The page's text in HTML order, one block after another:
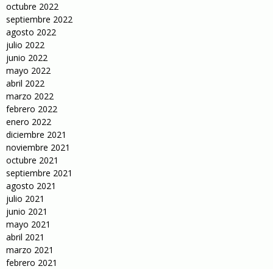
octubre 2022
septiembre 2022
agosto 2022
julio 2022
junio 2022
mayo 2022
abril 2022
marzo 2022
febrero 2022
enero 2022
diciembre 2021
noviembre 2021
octubre 2021
septiembre 2021
agosto 2021
julio 2021
junio 2021
mayo 2021
abril 2021
marzo 2021
febrero 2021